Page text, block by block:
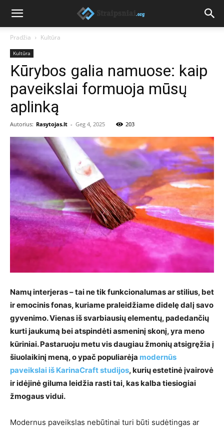
Pradžia Kultūra
Kultūra
Kūrybos galia namuose: kaip
paveikslai formuoja mūsų
aplinką
Autorius: Rasytojas.lt - Geg 4, 2025 203
Namų interjeras – tai ne tik funkcionalumas ar stilius, bet
ir emocinis fonas, kuriame praleidžiame didelę dalį savo
gyvenimo. Vienas iš svarbiausių elementų, padedančių
kurti jaukumą bei atspindėti asmeninį skonį, yra meno
kūriniai. Pastaruoju metu vis daugiau žmonių atsigręžia į
šiuolaikinį meną, o ypač populiarėja modernūs
paveikslai iš KarinaCraft studijos, kurių estetinė įvairovė
ir idėjinė giluma leidžia rasti tai, kas kalba tiesiogiai
žmogaus vidui.
Modernus paveikslas nebūtinai turi būti sudėtingas ar